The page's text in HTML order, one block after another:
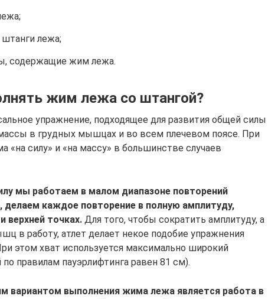
лежа;
содержащие жим лежа.
жим лежа со штангой?
упражнение, подходящее для развития общей силы
в грудных мышцах и во всем плечевом поясе. При
«на силу» и «на массу» в большинстве случаев
мы работаем в малом диапазоне повторений
каждое повторение в полную амплитуду,
верхней точках. Для того, чтобы сократить амплитуду, а
в работу, атлет делает некое подобие упражнения
этом хват используется максимально широкий
правилам пауэрлифтинга равен 81 см).
вариантом выполнения жима лежа является работа в